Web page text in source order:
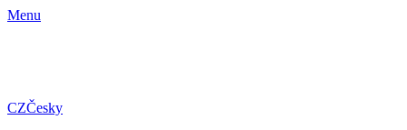
Menu
CZČesky